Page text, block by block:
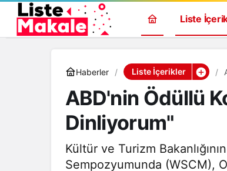
Liste
Haberler Liste İçerikler
ABD'nin Ödüllü
Dinliyorum"
Kültür ve Turizm
Sempozyumunda (WSCM),